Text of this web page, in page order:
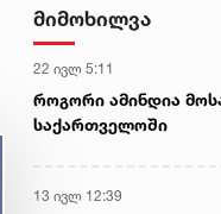
მიმოხილვა
22 ივლ 5:11
როგორი ამინდია
საქართველოში
13 ივლ 12:39